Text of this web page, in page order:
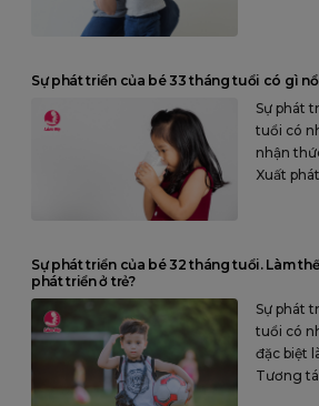
Sự phát triển của bé 33 tháng tuổi có gì
Sự phát
tuổi có
nhận
Xuất
Sự phát triển của bé 32 tháng tuổi. Làm
phát triển ở trẻ?
Sự phát
tuổi có
đặc biệt
Tương